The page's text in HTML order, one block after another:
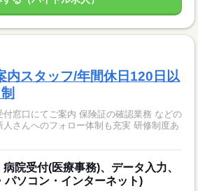
内スタッフ/年間休日120日以
窓口にてご案内 保険証の確認業務 などの
さんへのフォロー体制も充実 研修制度あ
院受付(医療事務)、データ入力、
パソコン・インターネット)